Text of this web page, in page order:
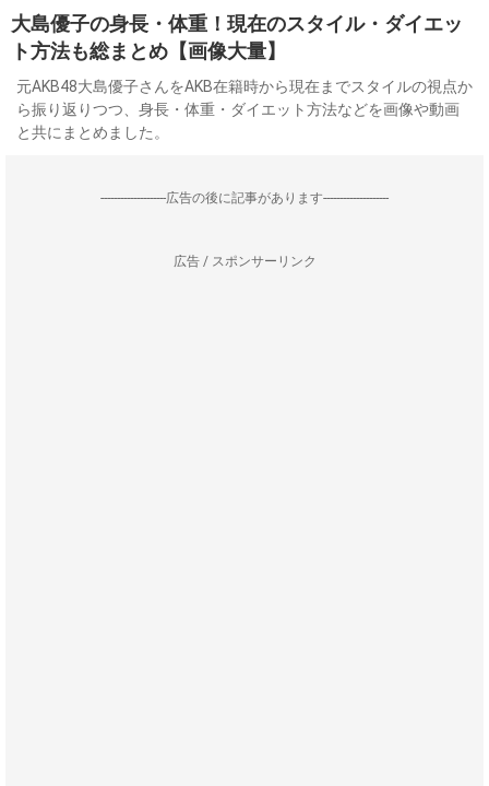
大島優子の身長・体重！現在のスタイル・ダイエッ
ト方法も総まとめ【画像大量】
元AKB48大島優子さんをAKB在籍時から現在までスタイルの視点か
ら振り返りつつ、身長・体重・ダイエット方法などを画像や動画
と共にまとめました。
--------------------広告の後に記事があります--------------------
広告 / スポンサーリンク